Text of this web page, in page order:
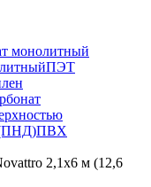
монолитный
ПЭТ
(ПНД)ПВХ
2,1х6 м (12,6